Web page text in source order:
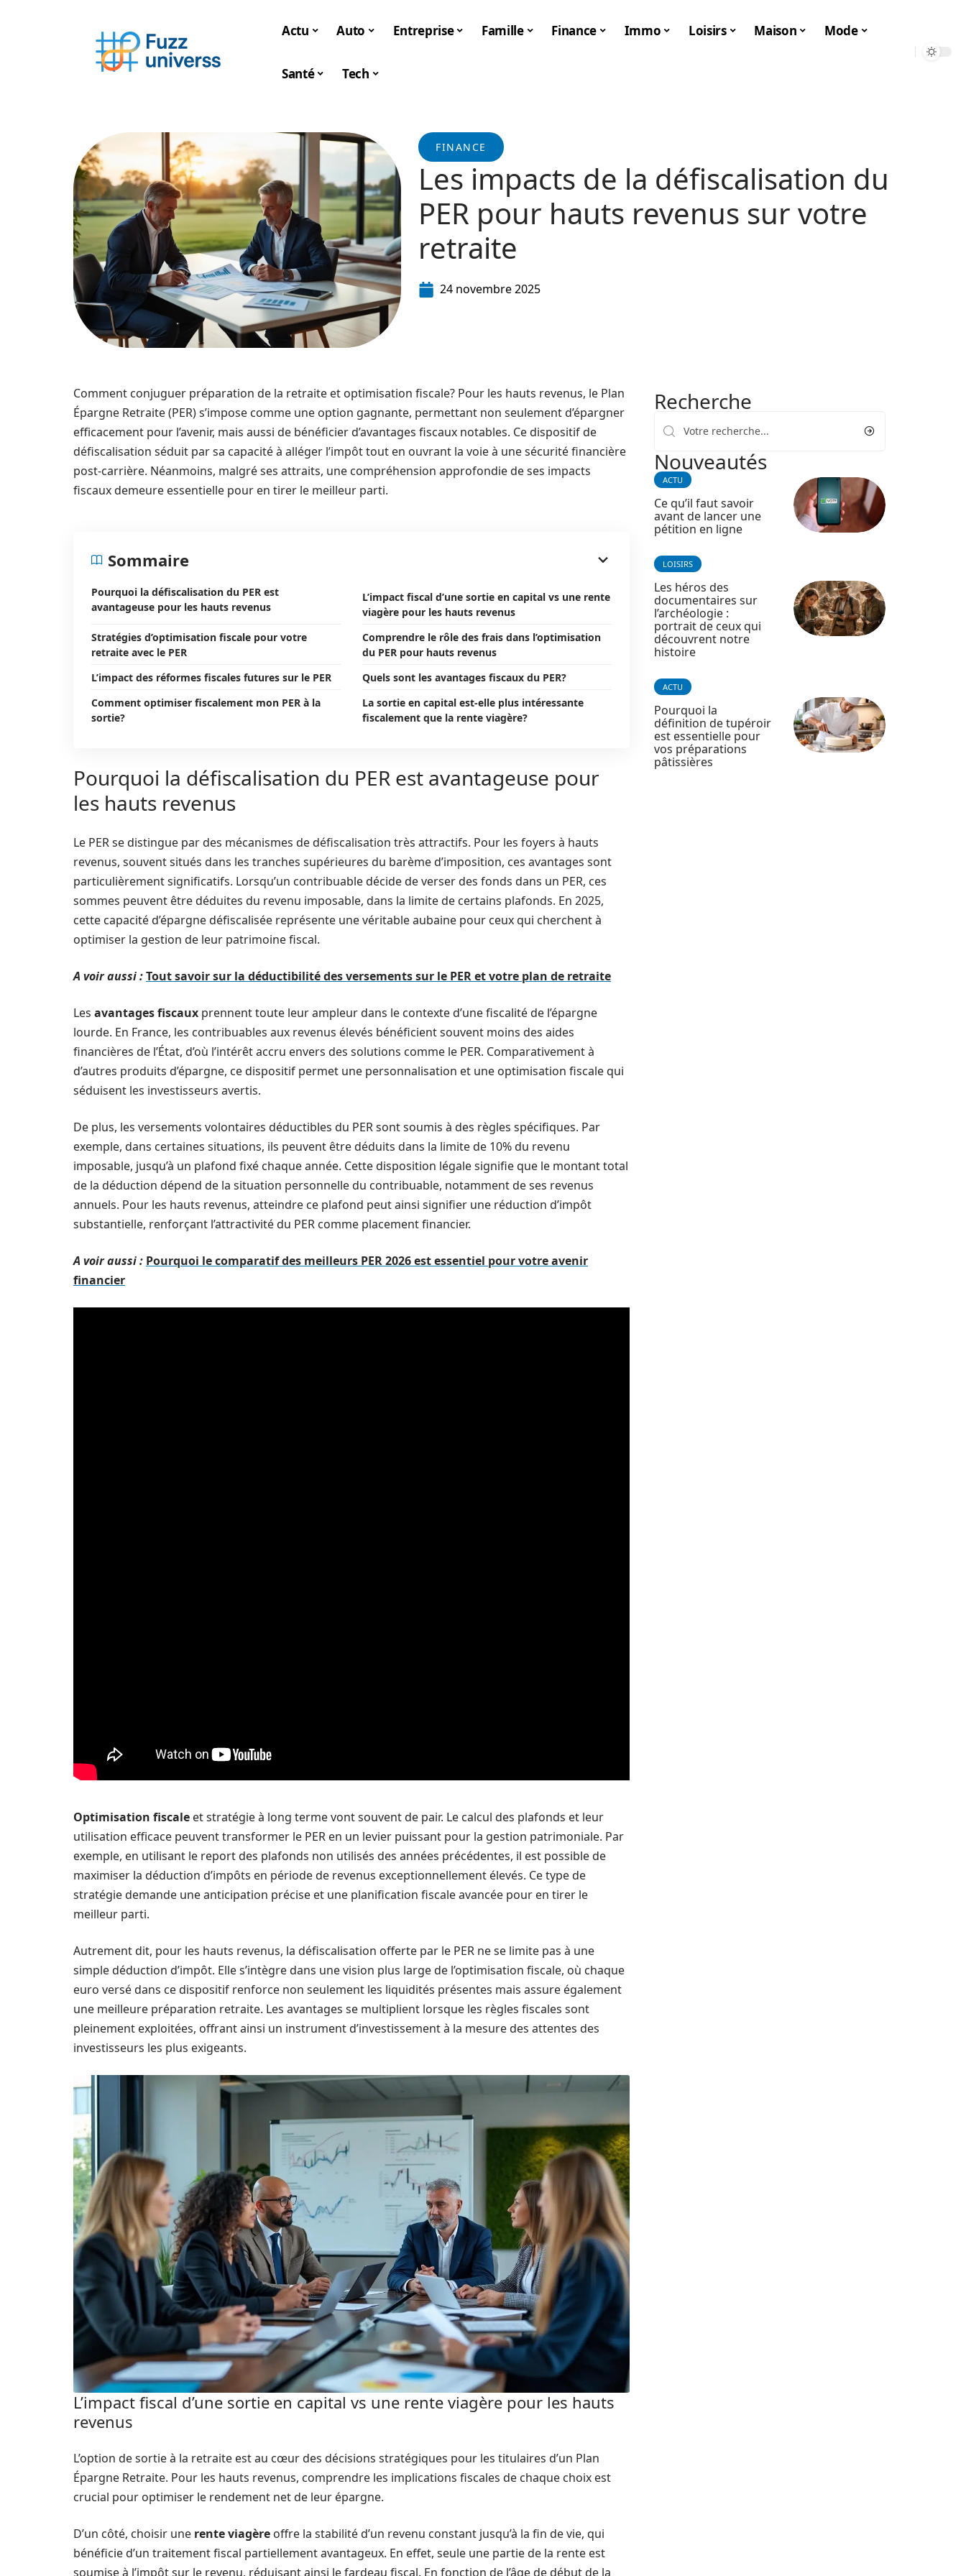
Actu Auto Entreprise Famille Finance Immo Loisirs Maison Mode
Santé Tech
FINANCE
Les impacts de la défiscalisation du
PER pour hauts revenus sur votre
retraite
24 novembre 2025
Comment conjuguer préparation de la retraite et optimisation fiscale? Pour les hauts revenus, le Plan
Épargne Retraite (PER) s’impose comme une option gagnante, permettant non seulement d’épargner
efficacement pour l’avenir, mais aussi de bénéficier d’avantages fiscaux notables. Ce dispositif de
défiscalisation séduit par sa capacité à alléger l’impôt tout en ouvrant la voie à une sécurité financière
post-carrière. Néanmoins, malgré ses attraits, une compréhension approfondie de ses impacts
fiscaux demeure essentielle pour en tirer le meilleur parti.
Sommaire
Pourquoi la défiscalisation du PER est
avantageuse pour les hauts revenus
L’impact fiscal d’une sortie en capital vs une rente
viagère pour les hauts revenus
Stratégies d’optimisation fiscale pour votre
retraite avec le PER
Comprendre le rôle des frais dans l’optimisation
du PER pour hauts revenus
L’impact des réformes fiscales futures sur le PER
Quels sont les avantages fiscaux du PER?
Comment optimiser fiscalement mon PER à la
sortie?
La sortie en capital est-elle plus intéressante
fiscalement que la rente viagère?
Pourquoi la défiscalisation du PER est avantageuse pour
les hauts revenus
Le PER se distingue par des mécanismes de défiscalisation très attractifs. Pour les foyers à hauts
revenus, souvent situés dans les tranches supérieures du barème d’imposition, ces avantages sont
particulièrement significatifs. Lorsqu’un contribuable décide de verser des fonds dans un PER, ces
sommes peuvent être déduites du revenu imposable, dans la limite de certains plafonds. En 2025,
cette capacité d’épargne défiscalisée représente une véritable aubaine pour ceux qui cherchent à
optimiser la gestion de leur patrimoine fiscal.
A voir aussi :Tout savoir sur la déductibilité des versements sur le PER et votre plan de retraite
Les avantages fiscaux prennent toute leur ampleur dans le contexte d’une fiscalité de l’épargne
lourde. En France, les contribuables aux revenus élevés bénéficient souvent moins des aides
financières de l’État, d’où l’intérêt accru envers des solutions comme le PER. Comparativement à
d’autres produits d’épargne, ce dispositif permet une personnalisation et une optimisation fiscale qui
séduisent les investisseurs avertis.
De plus, les versements volontaires déductibles du PER sont soumis à des règles spécifiques. Par
exemple, dans certaines situations, ils peuvent être déduits dans la limite de 10% du revenu
imposable, jusqu’à un plafond fixé chaque année. Cette disposition légale signifie que le montant total
de la déduction dépend de la situation personnelle du contribuable, notamment de ses revenus
annuels. Pour les hauts revenus, atteindre ce plafond peut ainsi signifier une réduction d’impôt
substantielle, renforçant l’attractivité du PER comme placement financier.
A voir aussi : Pourquoi le comparatif des meilleurs PER 2026 est essentiel pour votre avenir
financier
Optimisation fiscale et stratégie à long terme vont souvent de pair. Le calcul des plafonds et leur
utilisation efficace peuvent transformer le PER en un levier puissant pour la gestion patrimoniale. Par
exemple, en utilisant le report des plafonds non utilisés des années précédentes, il est possible de
maximiser la déduction d’impôts en période de revenus exceptionnellement élevés. Ce type de
stratégie demande une anticipation précise et une planification fiscale avancée pour en tirer le
meilleur parti.
Autrement dit, pour les hauts revenus, la défiscalisation offerte par le PER ne se limite pas à une
simple déduction d’impôt. Elle s’intègre dans une vision plus large de l’optimisation fiscale, où chaque
euro versé dans ce dispositif renforce non seulement les liquidités présentes mais assure également
une meilleure préparation retraite. Les avantages se multiplient lorsque les règles fiscales sont
pleinement exploitées, offrant ainsi un instrument d’investissement à la mesure des attentes des
investisseurs les plus exigeants.
L’impact fiscal d’une sortie en capital vs une rente viagère pour les hauts
revenus
L’option de sortie à la retraite est au cœur des décisions stratégiques pour les titulaires d’un Plan
Épargne Retraite. Pour les hauts revenus, comprendre les implications fiscales de chaque choix est
crucial pour optimiser le rendement net de leur épargne.
D’un côté, choisir une rente viagère offre la stabilité d’un revenu constant jusqu’à la fin de vie, qui
bénéficie d’un traitement fiscal partiellement avantageux. En effet, seule une partie de la rente est
soumise à l’impôt sur le revenu, réduisant ainsi le fardeau fiscal. En fonction de l’âge de début de la
Recherche
Nouveautés
ACTU
Ce qu’il faut savoir
avant de lancer une
pétition en ligne
LOISIRS
Les héros des
documentaires sur
l’archéologie :
portrait de ceux qui
découvrent notre
histoire
ACTU
Pourquoi la
définition de tupéroir
est essentielle pour
vos préparations
pâtissières